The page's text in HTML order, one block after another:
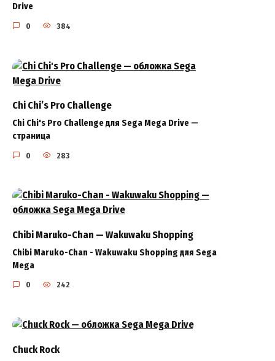
Drive
0 384
Chi Chi’s Pro Challenge
Chi Chi's Pro Challenge для Sega Mega Drive —
страница
0 283
Chibi Maruko-Chan — Wakuwaku Shopping
Chibi Maruko-Chan - Wakuwaku Shopping для Sega
Mega
0 242
Chuck Rock